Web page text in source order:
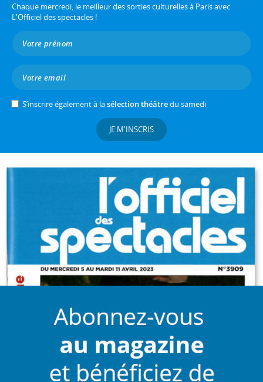
Chaque mercredi, le meilleur des sorties culturelles à Paris avec
L'Officiel des spectacles !
S’inscrire également à lasélection théâtredu samedi
JE M'INSCRIS